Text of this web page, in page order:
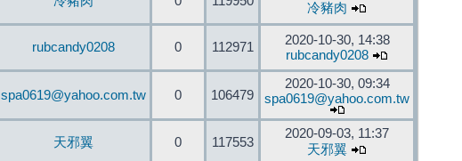
冷豬肉
rubcandy0208 0 112971
2020-10-30, 14:38
rubcandy0208
spa0619@yahoo.com.tw 0 106479
2020-10-30, 09:34
spa0619@yahoo.com.tw
天邪翼 0 117553
2020-09-03, 11:37
天邪翼